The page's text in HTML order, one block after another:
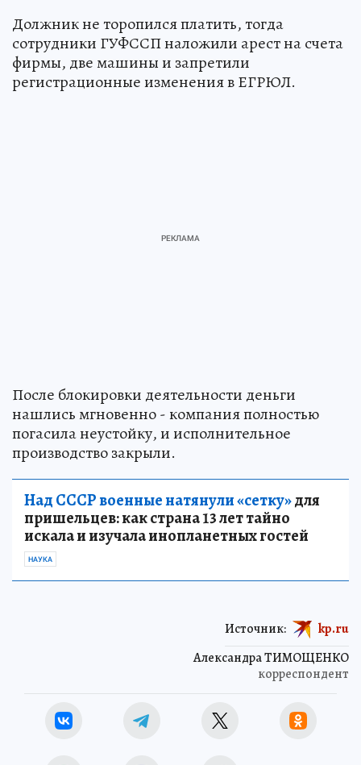
Должник не торопился платить, тогда
сотрудники ГУФССП наложили арест на счета
фирмы, две машины и запретили
регистрационные изменения в ЕГРЮЛ.
После блокировки деятельности деньги
нашлись мгновенно - компания полностью
погасила неустойку, и исполнительное
производство закрыли.
Над СССР военные натянули «сетку»для
пришельцев: как страна 13 лет тайно
искала и изучала инопланетных гостей
НАУКА
Александра ТИМОЩЕНКО
корреспондент
Источник: kp.ru